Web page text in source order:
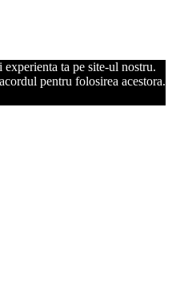
ta pe site-ul nostru.
pentru folosirea acestora.